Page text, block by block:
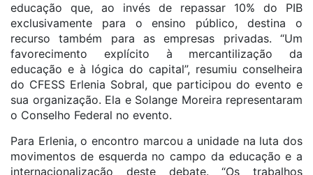
educação que, ao invés de repassar 10% do PIB
exclusivamente para o ensino público, destina o
recurso também para as empresas privadas. “Um
favorecimento explícito à mercantilização da
educação e à lógica do capital”, resumiu conselheira
do CFESS Erlenia Sobral, que participou do evento e
sua organização. Ela e Solange Moreira representaram
o Conselho Federal no evento.
Para Erlenia, o encontro marcou a unidade na luta dos
movimentos de esquerda no campo da educação e a
internacionalização deste debate. “Os trabalhos